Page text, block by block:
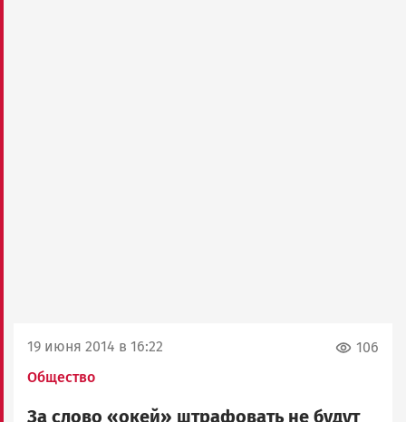
19 июня 2014 в 16:22
Общество
106
За слово «окей» штрафовать не будут